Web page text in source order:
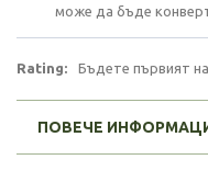
може да бъде
Rating: Бъдете първият
ПОВЕЧЕ